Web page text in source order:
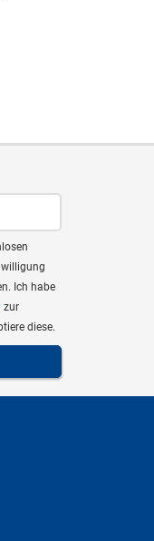
Ich habe
zur
diese.